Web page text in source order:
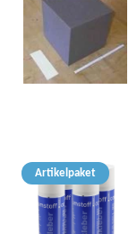
Artikelpaket